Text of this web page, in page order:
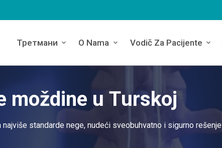
Третмани O Nama Vodič Za Pacijente
moždine u Turskoj
standarde nege, nudeći sveobuhvatno i sigurno